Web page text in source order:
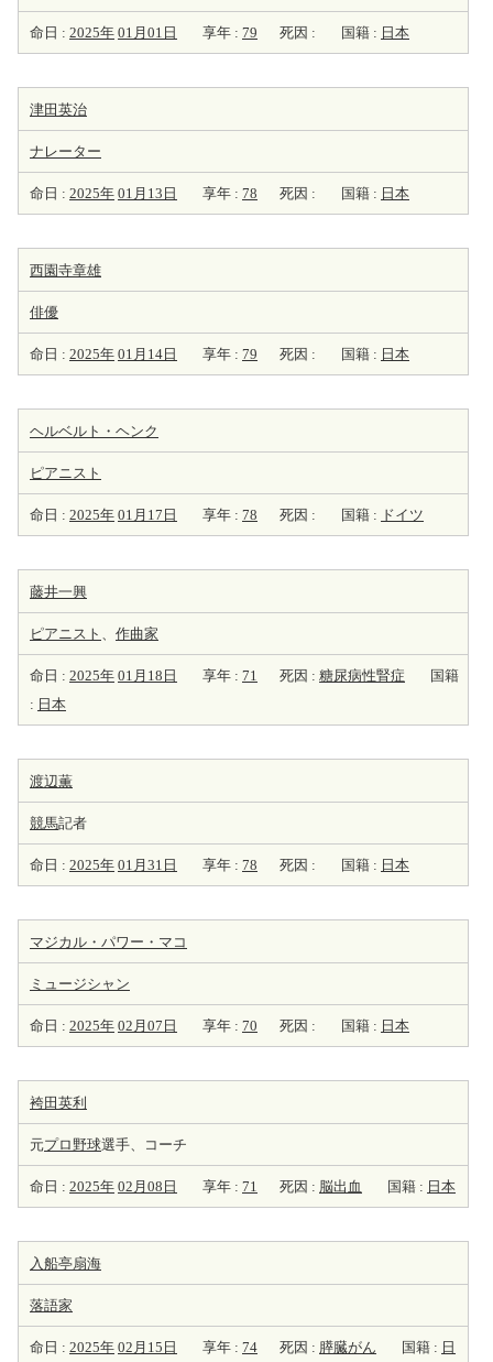
命日 : 2025年 01月01日 享年 : 79 死因 : 国籍 : 日本
津田英治
ナレーター
命日 : 2025年 01月13日 享年 : 78 死因 : 国籍 : 日本
西園寺章雄
俳優
命日 : 2025年 01月14日 享年 : 79 死因 : 国籍 : 日本
ヘルベルト・ヘンク
ピアニスト
命日 : 2025年 01月17日 享年 : 78 死因 : 国籍 : ドイツ
藤井一興
ピアニスト 、 作曲家
命日 : 2025年 01月18日 享年 : 71 死因 : 糖尿病性腎症
国籍
: 日本
渡辺薫
競馬記者
命日 : 2025年 01月31日 享年 : 78 死因 : 国籍 : 日本
マジカル・パワー・マコ
ミュージシャン
命日 : 2025年 02月07日 享年 : 70 死因 : 国籍 : 日本
袴田英利
元プロ野球選手、コーチ
命日 : 2025年 02月08日 享年 : 71 死因 : 脳出血 国籍 : 日本
入船亭扇海
落語家
命日 : 2025年 02月15日 享年 : 74 死因 : 膵臓がん 国籍 : 日